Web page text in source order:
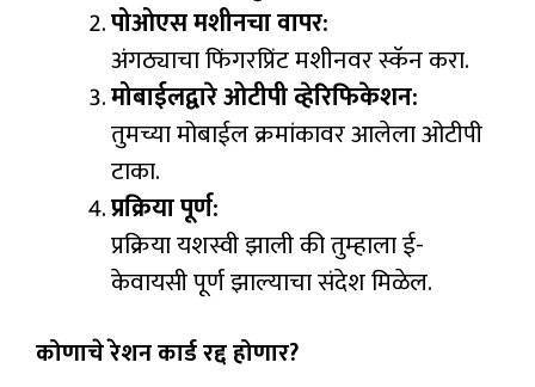
पोओएस मशीनचा वापर:
अंगठ्याचा फिंगरप्रिंट मशीनवर स्कॅन करा.
मोबाईलद्वारे ओटीपी व्हेरिफिकेशन:
तुमच्या मोबाईल क्रमांकावर आलेला ओटीपी
टाका.
प्रक्रिया पूर्ण:
प्रक्रिया यशस्वी झाली की तुम्हाला ई-
केवायसी पूर्ण झाल्याचा संदेश मिळेल.
कोणाचे रेशन कार्ड रद्द होणार?